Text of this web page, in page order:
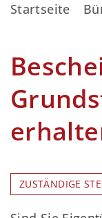
Startseite
ZUSTÄNDIGE